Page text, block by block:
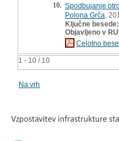
1 - 10 / 10
10. Spodbujanje
Polona Grča ,
Ključne besede:
Objavljeno v
Celotno
Na vrh